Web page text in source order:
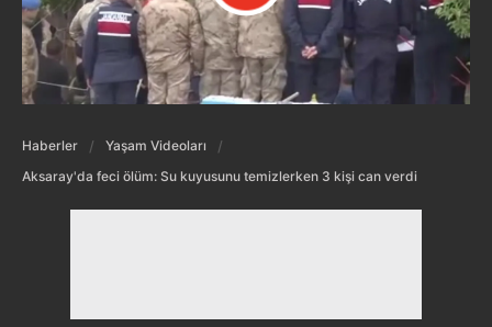
Haberler
Yaşam Videoları
Aksaray'da feci ölüm: Su kuyusunu temizlerken 3 kişi can verdi